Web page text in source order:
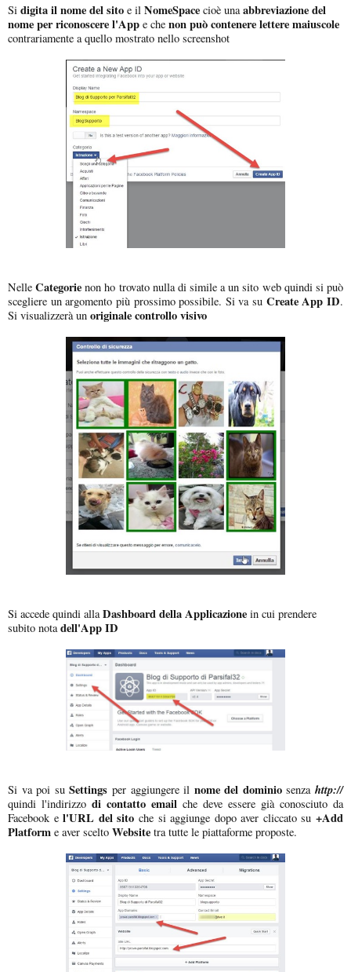
Si digita il nome del sito e il NomeSpace cioè unaabbreviazione del
nome per riconoscere l'App e che non può contenere lettere maiuscole
contrariamente a quello mostrato nello screenshot
NelleCategorienon ho trovato nulla di simile a un sito web quindi si può
scegliere un argomento più prossimo possibile. Si va su Create App ID.
Si visualizzerà un originale controllo visivo
Si accede quindi allaDashboard della Applicazione in cui prendere
subito notadell'App ID
Si va poi suSettings per aggiungere il nome del dominiosenzahttp://
quindi l'indirizzo di contatto email che deve essere già conosciuto da
Facebook el'URL del sito che si aggiunge dopo aver cliccato su+Add
Platform e aver scelto Website tra tutte le piattaforme proposte.